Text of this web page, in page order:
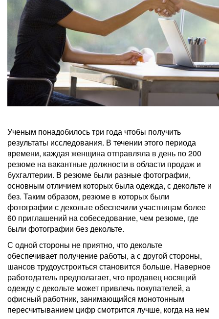
Ученым понадобилось три года чтобы получить
результаты исследования. В течении этого периода
времени, каждая женщина отправляла в день по 200
резюме на вакантные должности в области продаж и
бухгалтерии. В резюме были разные фотографии,
основным отличием которых была одежда, с декольте и
без. Таким образом, резюме в которых были
фотографии с декольте обеспечили участницам более
60 приглашений на собеседование, чем резюме, где
были фотографии без декольте.
С одной стороны не приятно, что декольте
обеспечивает получение работы, а с другой стороны,
шансов трудоустроиться становится больше. Наверное
работодатель предполагает, что продавец носящий
одежду с декольте может привлечь покупателей, а
офисный работник, занимающийся монотонным
пересчитыванием цифр смотрится лучше, когда на нем